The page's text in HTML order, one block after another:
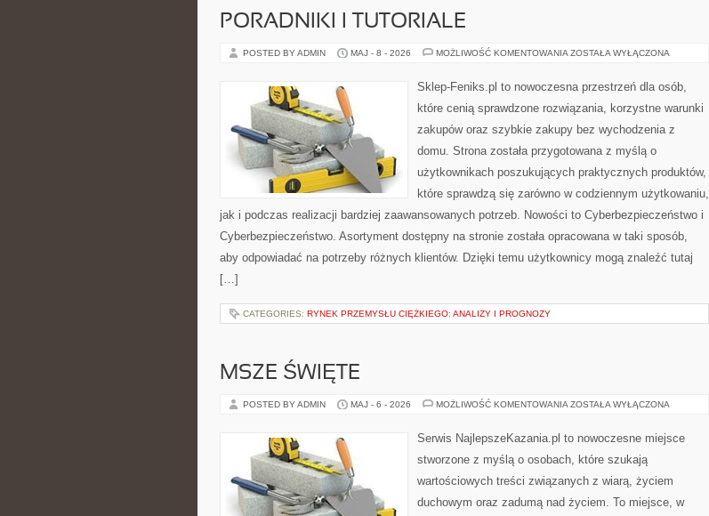
PORADNIKI I TUTORIALE
POSTED BY ADMIN MAJ - 8 - 2026 MOŻLIWOŚĆ KOMENTOWANIA PORADNIKI
ZOSTAŁA WYŁĄCZONA
Sklep-Feniks.pl to nowoczesna przestrzeń dla osób,
które cenią sprawdzone rozwiązania, korzystne warunki
zakupów oraz szybkie zakupy bez wychodzenia z
domu. Strona została przygotowana z myślą o
użytkownikach poszukujących praktycznych produktów,
które sprawdzą się zarówno w codziennym użytkowaniu,
jak i podczas realizacji bardziej zaawansowanych potrzeb. Nowości to Cyberbezpieczeństwo i
Cyberbezpieczeństwo. Asortyment dostępny na stronie została opracowana w taki sposób,
aby odpowiadać na potrzeby różnych klientów. Dzięki temu użytkownicy mogą znaleźć tutaj
[…]
CATEGORIES: RYNEK PRZEMYSŁU CIĘŻKIEGO: ANALIZY I PROGNOZY
MSZE ŚWIĘTE
POSTED BY ADMIN MAJ - 6 - 2026 MOŻLIWOŚĆ KOMENTOWANIA MSZE
ZOSTAŁA WYŁĄCZONA
Serwis NajlepszeKazania.pl to nowoczesne miejsce
stworzone z myślą o osobach, które szukają
wartościowych treści związanych z wiarą, życiem
duchowym oraz zadumą nad życiem. To miejsce, w